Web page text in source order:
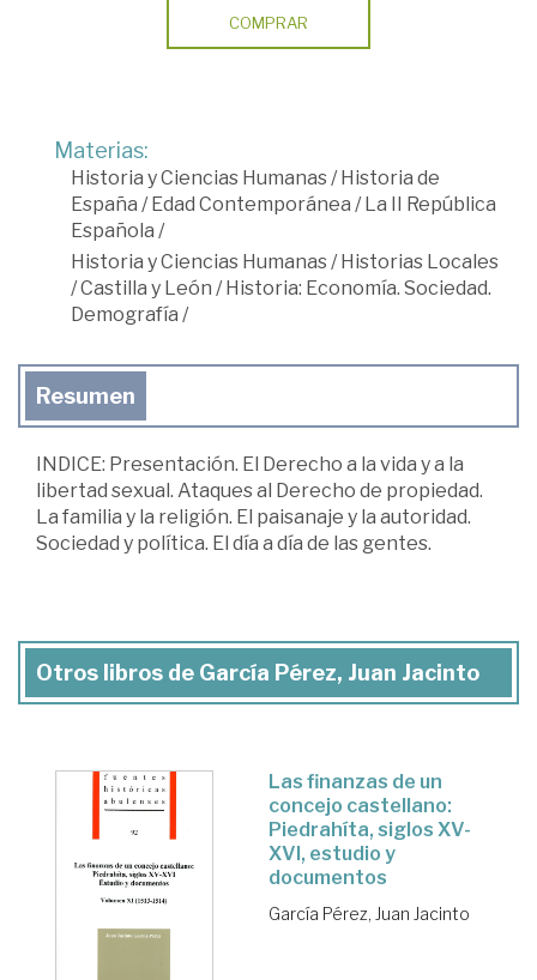
COMPRAR
Materias:
Historia y Ciencias Humanas/Historia de
España /Edad Contemporánea /La II República
Española /
Historia y Ciencias Humanas/Historias Locales
/Castilla y León /Historia: Economía. Sociedad.
Demografía /
Resumen
INDICE: Presentación. El Derecho a la vida y a la
libertad sexual. Ataques al Derecho de propiedad.
La familia y la religión. El paisanaje y la autoridad.
Sociedad y política. El día a día de las gentes.
Otros libros de García Pérez, Juan Jacinto
Las finanzas de un
concejo castellano:
Piedrahíta, siglos XV-
XVI, estudio y
documentos
García Pérez, Juan Jacinto